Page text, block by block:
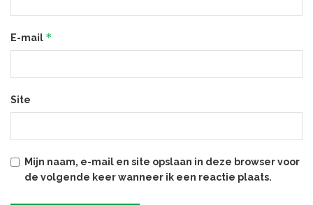
E-mail *
Site
Mijn naam, e-mail en site opslaan in deze browser voor
de volgende keer wanneer ik een reactie plaats.